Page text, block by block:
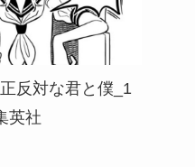
反対な君と僕_1
英社